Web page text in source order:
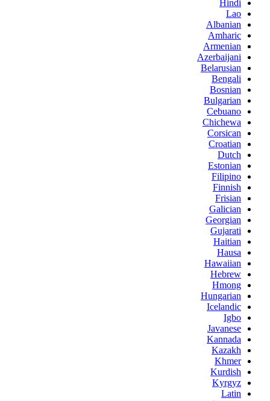
Hindi
Lao
Albanian
Amharic
Armenian
Azerbaijani
Belarusian
Bengali
Bosnian
Bulgarian
Cebuano
Chichewa
Corsican
Croatian
Dutch
Estonian
Filipino
Finnish
Frisian
Galician
Georgian
Gujarati
Haitian
Hausa
Hawaiian
Hebrew
Hmong
Hungarian
Icelandic
Igbo
Javanese
Kannada
Kazakh
Khmer
Kurdish
Kyrgyz
Latin